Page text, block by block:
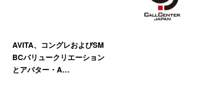
AVITA、コングレおよびSM
BCバリュークリエーション
とアバター・A…